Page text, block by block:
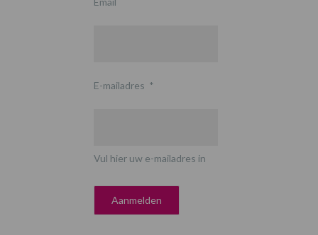
E-mailadres *
Vul hier uw e-mailadres in